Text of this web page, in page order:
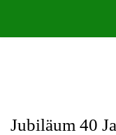
Jubiläum 40